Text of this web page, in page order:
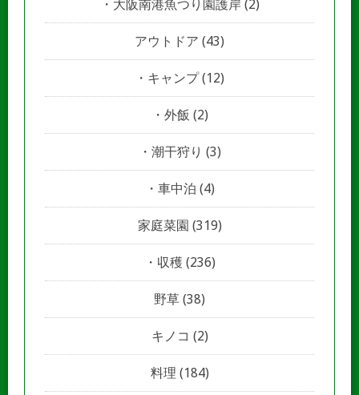
大阪南港魚つり園護岸 (2)
アウトドア (43)
キャンプ(12)
外飯 (2)
潮干狩り (3)
車中泊 (4)
家庭菜園 (319)
収穫 (236)
野草 (38)
キノコ (2)
料理 (184)